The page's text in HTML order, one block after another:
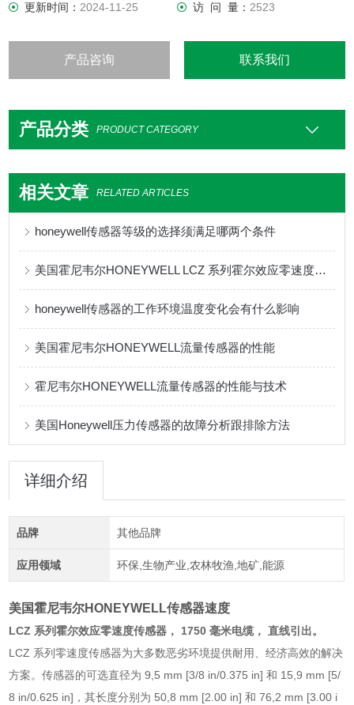
更新时间：2024-11-25 访 问 量： 2523
产品咨询 联系我们
产品分类 PRODUCT CATEGORY
相关文章 RELATED ARTICLES
honeywell传感器等级的选择须满足哪两个条件
美国霍尼韦尔HONEYWELL LCZ 系列霍尔效应零速度传感器的特点
honeywell传感器的工作环境温度变化会有什么影响
美国霍尼韦尔HONEYWELL流量传感器的性能
霍尼韦尔HONEYWELL流量传感器的性能与技术
美国Honeywell压力传感器的故障分析跟排除方法
详细介绍
品牌 其他品牌
应用领域 环保,生物产业,农林牧渔,地矿,能源
美国霍尼韦尔HONEYWELL传感器速度
LCZ 系列霍尔效应零速度传感器， 1750 毫米电缆， 直线引出。
LCZ 系列零速度传感器为大多数恶劣环境提供耐用、经济高效的解决
方案。传感器的可选直径为 9,5 mm [3/8 in/0.375 in] 和 15,9 mm [5/
8 in/0.625 in]，其长度分别为 50,8 mm [2.00 in] 和 76,2 mm [3.00 i